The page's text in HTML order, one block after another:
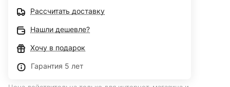
Рассчитать доставку
Нашли дешевле?
Хочу в подарок
Гарантия 5 лет